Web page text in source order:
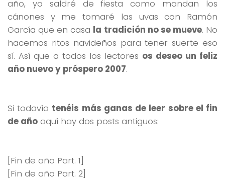
año, yo saldré de fiesta como mandan los
cánones y me tomaré las uvas con Ramón
García que en casa la tradición no se mueve. No
hacemos ritos navideños para tener suerte eso
sí. Así que a todos los lectores os deseo un feliz
año nuevo y próspero 2007.
Si todavía tenéis más ganas de leer sobre el fin
de año aquí hay dos posts antiguos:
[Fin de año Part. 1]
[Fin de año Part. 2]